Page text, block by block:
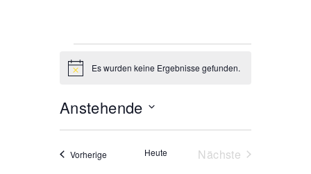
HinweisEs wurden keine Ergebnisse gefunden.
Anstehende
wählen.
VorherigeVeranstaltungen
Heute Nächste